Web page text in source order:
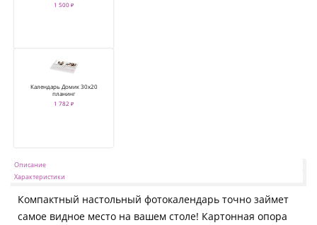
1 500 ₽
Календарь Домик 30х20
планинг
1 782 ₽
Описание
Характеристики
Компактный настольный фотокалендарь точно займет
самое видное место на вашем столе! Картонная опора